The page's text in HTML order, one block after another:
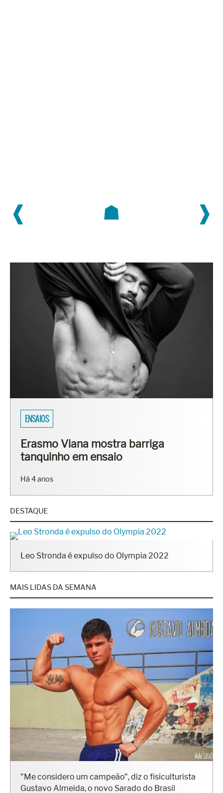
❰ ❱
☗
ENSAIOS
Erasmo Viana mostra barriga
tanquinho em ensaio
Há 4 anos
DESTAQUE
Leo Stronda é expulso do Olympia 2022
MAIS LIDAS DA SEMANA
"Me considero um campeão", diz o fisiculturista
Gustavo Almeida, o novo Sarado do Brasil